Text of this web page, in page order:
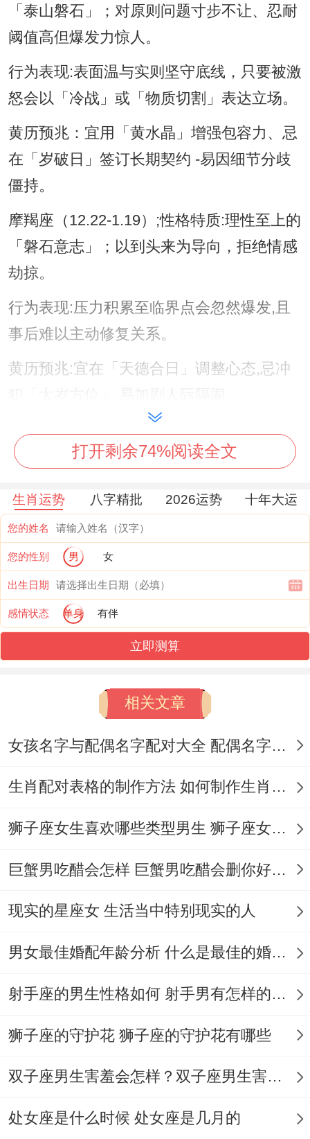
「泰山磐石」；对原则问题寸步不让、忍耐
阈值高但爆发力惊人。
行为表现:表面温与实则坚守底线，只要被激
怒会以「冷战」或「物质切割」表达立场。
黄历预兆：宜用「黄水晶」增强包容力、忌
在「岁破日」签订长期契约 -易因细节分歧
僵持。
摩羯座（12.22-1.19）;性格特质:理性至上的
「磐石意志」；以到头来为导向，拒绝情感
劫掠。
行为表现:压力积累至临界点会忽然爆发,且
事后难以主动修复关系。
黄历预兆:宜在「天德合日」调整心态,忌冲
狮子座（7.23-8.22）- 性格特质：尊严如
「烈火不容亵渎」~容不的质疑跟背叛！
行为表现:易因「面子受损」而情绪失控，但
事后常懊悔过度强硬.
黄历预兆:宜选「月德日」软化姿态~忌在
「三煞位」当众争辩；易引发连锁冲突。
白羊座（3.21-4.19）、性格特质：冲动如
「燎原星火」;直率坦荡但缺乏迂回智慧！
感受」而爆发。
黄历预兆:宜用「绿幽灵」稳定心绪、忌在
十二星座脾气最佳排名认识;天秤座（9.23-
追求平衡且擅长斡旋矛盾。
行为表现:也就是说使受委屈也优先维持体
面- 以「换位思考」化解敌意.
「五黄位」.易因过度妥协损耗能量...
巨蟹座（6.22-7.22）- 性格特质：包容如
「深海暗流」,以情感纽带为行事准则！
时展露锋芒。
黄历预兆:宜用「月光石」增强安全感 -忌在
打开剩余74%阅读全文
生肖运势 八字精批 2026运势 十年大运
您的姓名
您的性别 男 女
出生日期
感情状态 单身 有伴
立即测算
相关文章
女孩名字与配偶名字配对大全 配偶名字配对女孩版
生肖配对表格的制作方法 如何制作生肖配对表格
狮子座女生喜欢哪些类型男生 狮子座女生喜欢哪种男生
巨蟹男吃醋会怎样 巨蟹男吃醋会删你好友吗
现实的星座女 生活当中特别现实的人
男女最佳婚配年龄分析 什么是最佳的婚配年龄吗
射手座的男生性格如何 射手男有怎样的性格
狮子座的守护花 狮子座的守护花有哪些
双子座男生害羞会怎样？双子座男生害羞的表现 双子座男生害羞会怎么样
处女座是什么时候 处女座是几月的